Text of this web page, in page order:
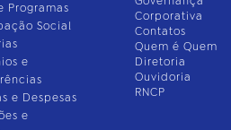
Programas
Social
e
e Despesas
e
Corporativa
Contatos
Quem é Quem
Diretoria
Ouvidoria
RNCP